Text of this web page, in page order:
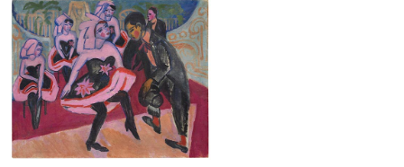
Auktion 610 - Lot 426000372
HERMANN MAX PECHSTEIN
Reisebilder , 1919
Schätzpreis:€ 1.600